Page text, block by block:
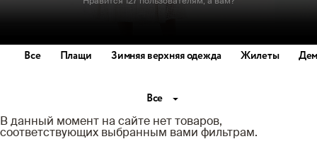
Все Плащи Зимняя верхняя одежда Жилеты
Все
В данный момент на сайте нет товаров,
соответствующих выбранным вами фильтрам.